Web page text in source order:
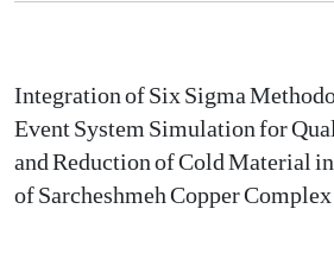
Integration of Six Sigma
Event System Simulation for
and Reduction of Cold Material
of Sarcheshmeh Copper Complex